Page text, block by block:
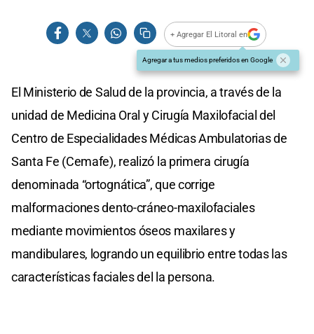
+ Agregar El Litoral en
Agregar a tus medios preferidos en Google
El Ministerio de Salud de la provincia, a través de la
unidad de Medicina Oral y Cirugía Maxilofacial del
Centro de Especialidades Médicas Ambulatorias de
Santa Fe (Cemafe), realizó la primera cirugía
denominada “ortognática”, que corrige
malformaciones dento-cráneo-maxilofaciales
mediante movimientos óseos maxilares y
mandibulares, logrando un equilibrio entre todas las
características faciales del la persona.